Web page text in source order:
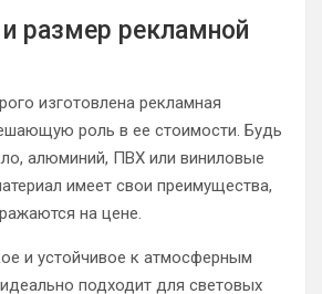
размер рекламной
изготовлена рекламная
роль в ее стоимости. Будь
алюминий, ПВХ или виниловые
имеет свои преимущества,
на цене.
и устойчивое к атмосферным
подходит для световых